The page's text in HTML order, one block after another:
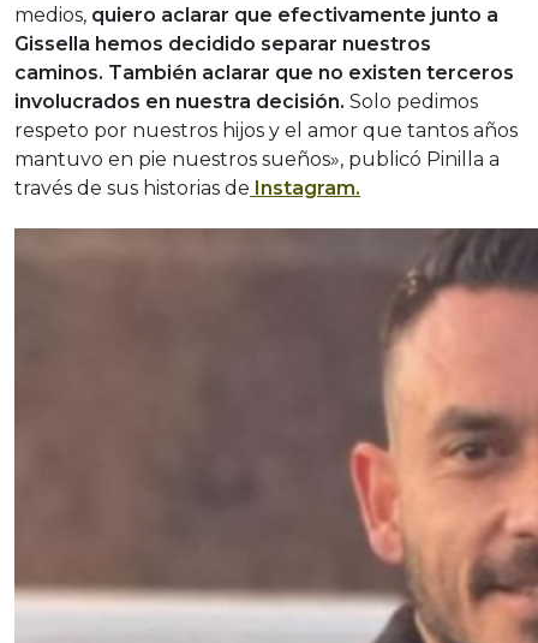
medios, quiero aclarar que efectivamente junto a
Gissella hemos decidido separar nuestros
caminos. También aclarar que no existen terceros
involucrados en nuestra decisión. Solo pedimos
respeto por nuestros hijos y el amor que tantos años
mantuvo en pie nuestros sueños», publicó Pinilla a
través de sus historias de Instagram.